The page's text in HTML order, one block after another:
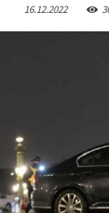
16.12.2022